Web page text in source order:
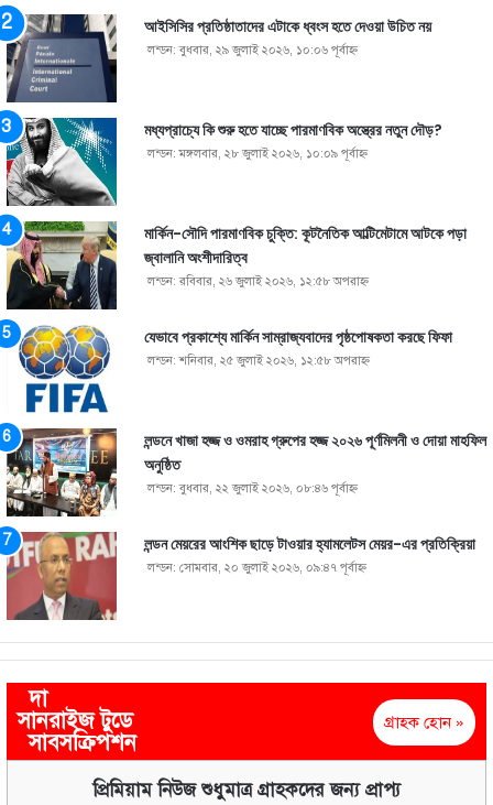
আইসিসির প্রতিষ্ঠাতাদের এটাকে ধ্বংস হতে দেওয়া উচিত নয়
লন্ডন: বুধবার, ২৯ জুলাই ২০২৬, ১০:০৬ পূর্বাহ্ণ
মধ্যপ্রাচ্যে কি শুরু হতে যাচ্ছে পারমাণবিক অস্ত্রের নতুন দৌড়?
লন্ডন: মঙ্গলবার, ২৮ জুলাই ২০২৬, ১০:০৯ পূর্বাহ্ণ
মার্কিন-সৌদি পারমাণবিক চুক্তি: কূটনৈতিক আল্টিমেটামে আটকে পড়া
জ্বালানি অংশীদারিত্ব
লন্ডন: রবিবার, ২৬ জুলাই ২০২৬, ১২:৫৮ অপরাহ্ণ
যেভাবে প্রকাশ্যে মার্কিন সাম্রাজ্যবাদের পৃষ্ঠপোষকতা করছে ফিফা
লন্ডন: শনিবার, ২৫ জুলাই ২০২৬, ১২:৫৮ অপরাহ্ণ
লন্ডনে খাজা হজ্জ ও ওমরাহ গ্রুপের হজ্জ ২০২৬ পূর্ণমিলনী ও দোয়া মাহফিল
অনুষ্ঠিত
লন্ডন: বুধবার, ২২ জুলাই ২০২৬, ০৮:৪৬ পূর্বাহ্ণ
লন্ডন মেয়রের আংশিক ছাড়ে টাওয়ার হ্যামলেটস মেয়র-এর প্রতিক্রিয়া
লন্ডন: সোমবার, ২০ জুলাই ২০২৬, ০৯:৪৭ পূর্বাহ্ণ
দা
সানরাইজ টুডে
সাবসক্রিপশন
গ্রাহক হোন »
প্রিমিয়াম নিউজ শুধুমাত্র গ্রাহকদের জন্য প্রাপ্য